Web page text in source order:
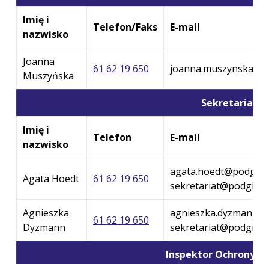
Imię i
nazwisko
Telefon/Faks E-mail
Joanna
Muszyńska
61 62 19 650
Sekretariat
Imię i
nazwisko
Telefon E-mail
Agata Hoedt 61 62 19 650
Agnieszka
Dyzmann
61 62 19 650
Inspektor Ochrony